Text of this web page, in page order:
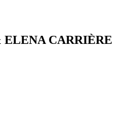
CARRIÈRE